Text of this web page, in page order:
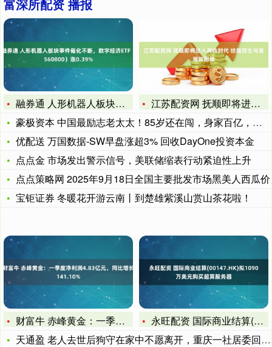
富深所配资 播报
融券通 人形机器人板块事件催化不断，数字经济ETF（5608
江苏配资网 抚顺即将进入高铁时代 绘就民生与发展新图景
豪极资本 中国最励志老太太！85岁还在闯，身家百亿，纳税百亿
优配送 万国数据-SW早盘涨超3% 回收DayOne投资本金
点点金 市场发出警示信号，美联储缩表行动紧迫性上升
点点策略网 2025年9月18日全国主要批发市场黑美人西瓜价
宝钜证券 冬暖花开游云南丨到楚雄紫溪山赏山茶花啦！
财富牛 赤峰黄金：一季度净利润4.83亿元，同比增长141.
永旺配资 国际商业结算(00147.HK)拟1090万美元购
天通盈 老人去世后狗守在家中不愿离开，重庆一社居委回应：“去